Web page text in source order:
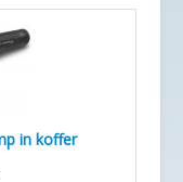
in koffer